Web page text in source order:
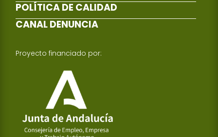
POLÍTICA DE CALIDAD
CANAL DENUNCIA
Proyecto financiado por: